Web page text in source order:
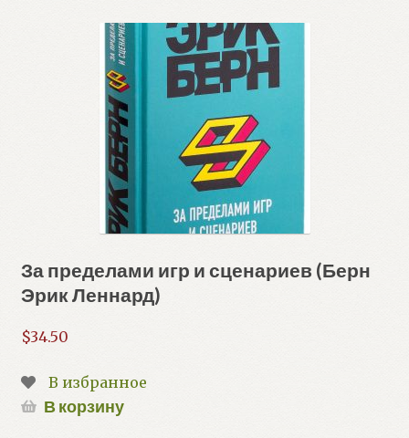
За пределами игр и сценариев (Берн
Эрик Леннард)
$34.50
В избранное
В корзину